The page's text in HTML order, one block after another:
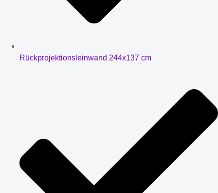
Rückprojektionsleinwand 244x137 cm